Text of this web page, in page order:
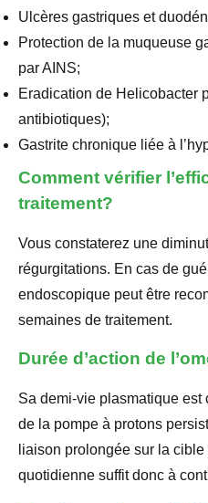
Ulcères gastriques et
Protection de la muqueuse
par AINS;
Eradication de Helicobacter
antibiotiques);
Gastrite chronique liée à
Comment vérifier
traitement?
Vous constaterez une
régurgitations. En cas de
endoscopique peut être
semaines de traitement.
Durée d’action de
Sa demi-vie plasmatique est
de la pompe à protons
liaison prolongée sur la
quotidienne suffit donc à